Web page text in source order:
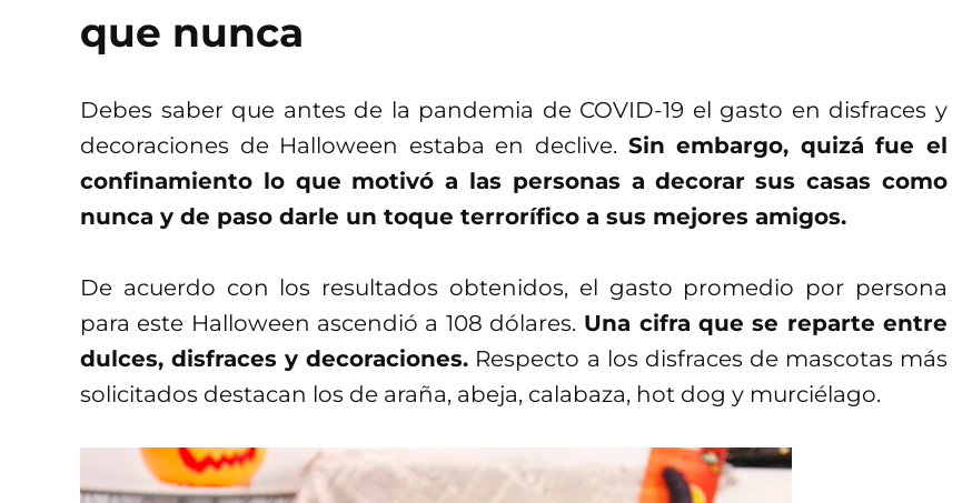
que nunca
Debes saber que antes de la pandemia de COVID-19 el gasto en disfraces y
decoraciones de Halloween estaba en declive. Sin embargo, quizá fue el
confinamiento lo que motivó a las personas a decorar sus casas como
nunca y de paso darle un toque terrorífico a sus mejores amigos.
De acuerdo con los resultados obtenidos, el gasto promedio por persona
para este Halloween ascendió a 108 dólares. Una cifra que se reparte entre
dulces, disfraces y decoraciones. Respecto a los disfraces de mascotas más
solicitados destacan los de araña, abeja, calabaza, hot dog y murciélago.